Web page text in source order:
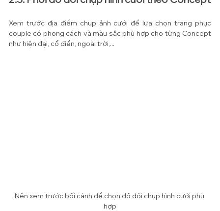
Xem trước địa điểm chụp ảnh cưới để lựa chọn trang phục
couple có phong cách và màu sắc phù hợp cho từng Concept
như hiện đại, cổ điển, ngoài trời,...
Nên xem trước bối cảnh để chọn đồ đôi chụp hình cưới phù
hợp